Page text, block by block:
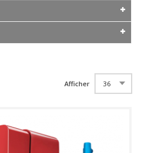
Afficher